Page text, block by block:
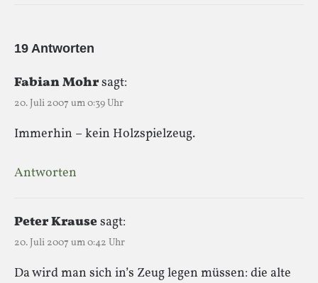
19 Antworten
Fabian Mohrsagt:
20. Juli 2007 um 0:39 Uhr
Immerhin – kein Holzspielzeug.
Antworten
Peter Krausesagt:
20. Juli 2007 um 0:42 Uhr
Da wird man sich in’s Zeug legen müssen: die alte